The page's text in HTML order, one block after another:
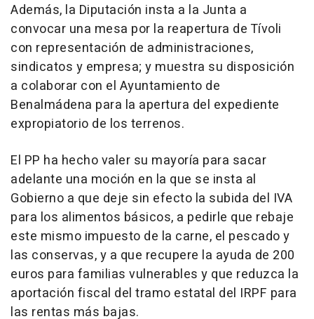
Además, la Diputación insta a la Junta a
convocar una mesa por la reapertura de Tívoli
con representación de administraciones,
sindicatos y empresa; y muestra su disposición
a colaborar con el Ayuntamiento de
Benalmádena para la apertura del expediente
expropiatorio de los terrenos.
El PP ha hecho valer su mayoría para sacar
adelante una moción en la que se insta al
Gobierno a que deje sin efecto la subida del IVA
para los alimentos básicos, a pedirle que rebaje
este mismo impuesto de la carne, el pescado y
las conservas, y a que recupere la ayuda de 200
euros para familias vulnerables y que reduzca la
aportación fiscal del tramo estatal del IRPF para
las rentas más bajas.